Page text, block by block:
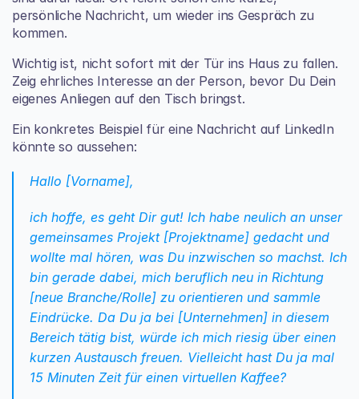
persönliche Nachricht, um wieder ins Gespräch zu
kommen.
Wichtig ist, nicht sofort mit der Tür ins Haus zu fallen.
Zeig ehrliches Interesse an der Person, bevor Du Dein
eigenes Anliegen auf den Tisch bringst.
Ein konkretes Beispiel für eine Nachricht auf LinkedIn
könnte so aussehen:
Hallo [Vorname],
ich hoffe, es geht Dir gut! Ich habe neulich an unser
gemeinsames Projekt [Projektname] gedacht und
wollte mal hören, was Du inzwischen so machst. Ich
bin gerade dabei, mich beruflich neu in Richtung
[neue Branche/Rolle] zu orientieren und sammle
Eindrücke. Da Du ja bei [Unternehmen] in diesem
Bereich tätig bist, würde ich mich riesig über einen
kurzen Austausch freuen. Vielleicht hast Du ja mal
15 Minuten Zeit für einen virtuellen Kaffee?